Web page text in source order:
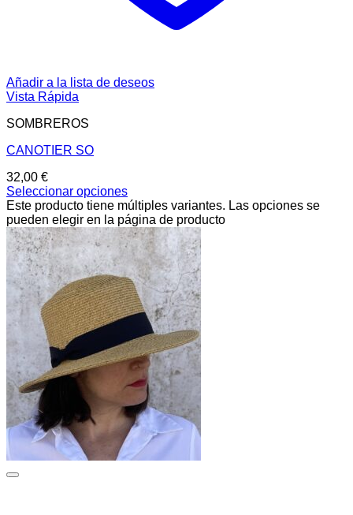
Añadir a la lista de deseos
Vista Rápida
SOMBREROS
CANOTIER SO
32,00 €
Seleccionar opciones
Este producto tiene múltiples variantes. Las opciones se
pueden elegir en la página de producto